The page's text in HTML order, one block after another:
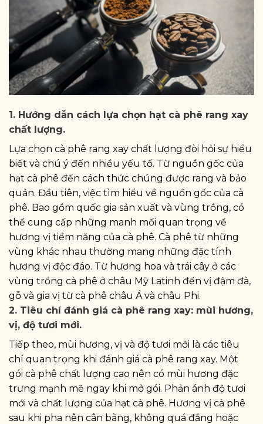
1. Hướng dẫn cách lựa chọn hạt cà phê rang xay
chất lượng.
Lựa chọn cà phê rang xay chất lượng đòi hỏi sự hiểu
biết và chú ý đến nhiều yếu tố. Từ nguồn gốc của
hạt cà phê đến cách thức chúng được rang và bảo
quản. Đầu tiên, việc tìm hiểu về nguồn gốc của cà
phê. Bao gồm quốc gia sản xuất và vùng trồng, có
thể cung cấp những manh mối quan trọng về
hương vị tiềm năng của cà phê. Cà phê từ những
vùng khác nhau thường mang những đặc tính
hương vị độc đáo. Từ hương hoa và trái cây ở các
vùng trồng cà phê ở châu Mỹ Latinh đến vị đậm đà,
gỗ và gia vị từ cà phê châu Á và châu Phi.
2. Tiêu chí đánh giá cà phê rang xay: mùi hương,
vị, độ tươi mới.
Tiếp theo, mùi hương, vị và độ tươi mới là các tiêu
chí quan trọng khi đánh giá cà phê rang xay. Một
gói cà phê chất lượng cao nên có mùi hương đặc
trưng mạnh mẽ ngay khi mở gói. Phản ánh độ tươi
mới và chất lượng của hạt cà phê. Hương vị cà phê
sau khi pha nên cân bằng, không quá đắng hoặc